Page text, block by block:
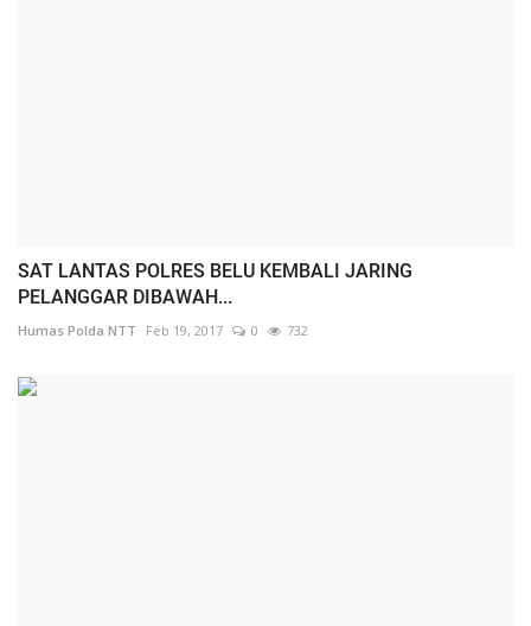
SAT LANTAS POLRES BELU KEMBALI JARING
PELANGGAR DIBAWAH...
Humas Polda NTT Feb 19, 2017 0 732